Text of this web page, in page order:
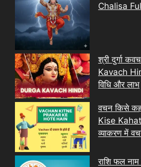
Chalisa
श्री दुर्गा
Kavach
विधि और लाभ
वचन किसे
Kise
व्याकरण में
राशि फल